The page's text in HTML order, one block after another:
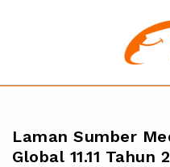
Laman Sumber
Global 11.11 Tahun